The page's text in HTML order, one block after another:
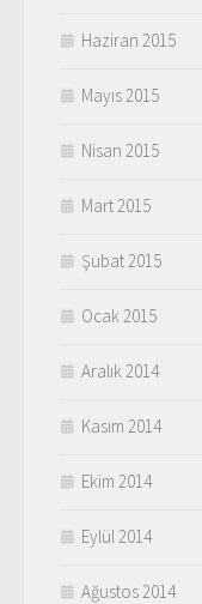
Haziran 2015
Mayıs 2015
Nisan 2015
Mart 2015
Şubat 2015
Ocak 2015
Aralık 2014
Kasım 2014
Ekim 2014
Eylül 2014
Ağustos 2014